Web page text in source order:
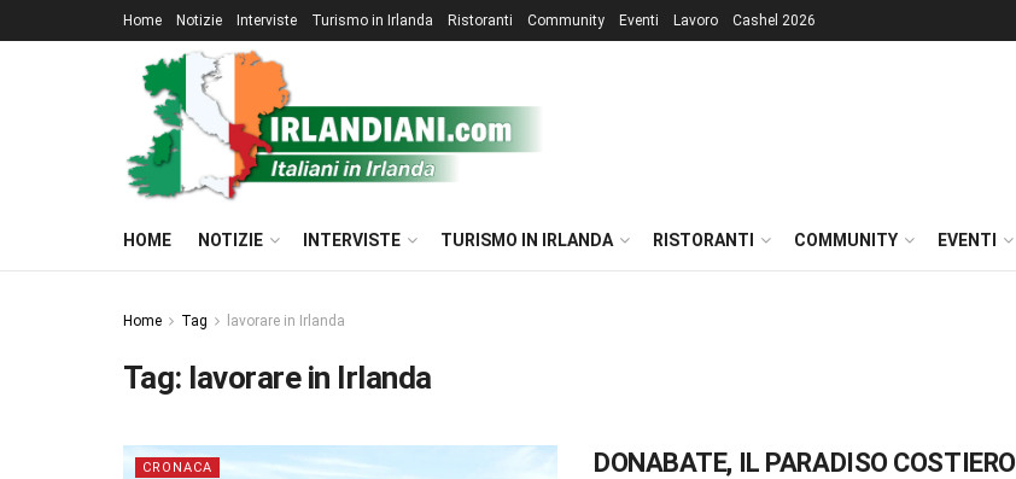
Home Notizie Interviste Turismo in Irlanda Ristoranti Community Eventi Lavoro Cashel 2026
HOME NOTIZIE INTERVISTE TURISMO IN IRLANDA RISTORANTI COMMUNITY EVENTI
Home Tag lavorare in Irlanda
Tag: lavorare in Irlanda
CRONACA
DONABATE, IL PARADISO COSTIERO